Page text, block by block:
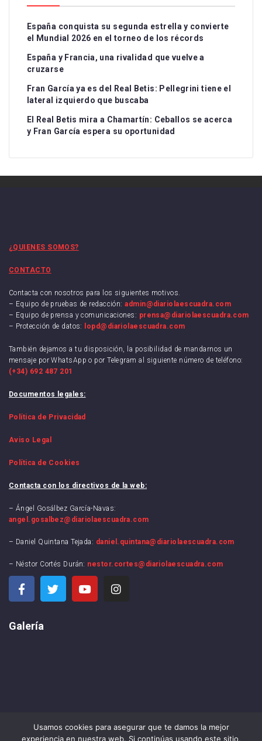
España conquista su segunda estrella y convierte
el Mundial 2026 en el torneo de los récords
España y Francia, una rivalidad que vuelve a
cruzarse
Fran García ya es del Real Betis: Pellegrini tiene el
lateral izquierdo que buscaba
El Real Betis mira a Chamartín: Ceballos se acerca
y Fran García espera su oportunidad
¿QUIENES SOMOS?
CONTACTO
Contacta con nosotros para los siguientes motivos.
– Equipo de pruebas de redacción:admin@diariolaescuadra.com
– Equipo de prensa y comunicaciones: prensa@diariolaescuadra.com
– Protección de datos:
lopd@diariolaescuadra.com
También dejamos a tu disposición, la posibilidad de mandarnos un
mensaje por WhatsApp o por Telegram al siguiente número de teléfono:
(+34) 692 487 201
Documentos legales:
Política de Privacidad
Aviso Legal
Política de Cookies
Contacta con los directivos de la web:
– Ángel Gosálbez García-Navas:
angel.gosalbez@diariolaescuadra.com
– Daniel Quintana Tejada: daniel.quintana@diariolaescuadra.com
– Néstor Cortés Durán: nestor.cortes@diariolaescuadra.com
Galería
Usamos cookies para asegurar que te damos la mejor
experiencia en nuestra web. Si continúas usando este sitio,